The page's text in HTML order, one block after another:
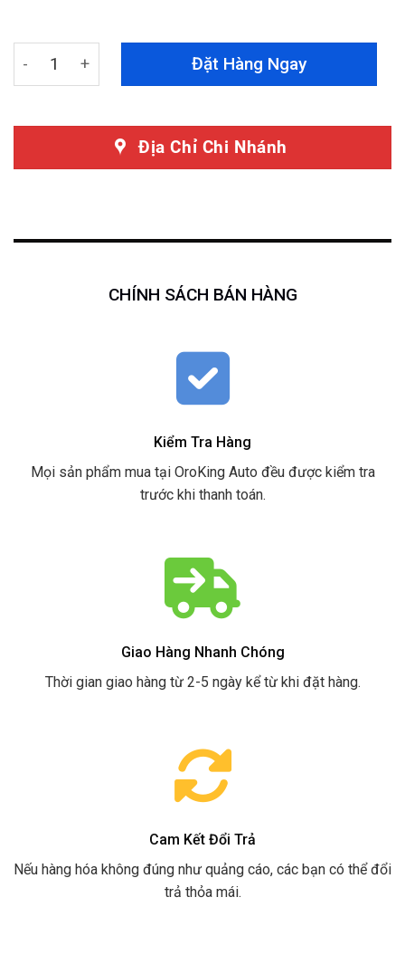
Độ Loa VinFast Limo Green Với Cấu Hình Âm Thanh
Đặt Hàng Ngay
Địa Chỉ Chi Nhánh
CHÍNH SÁCH BÁN HÀNG
Kiểm Tra Hàng
Mọi sản phẩm mua tại OroKing Auto đều được kiểm tra
trước khi thanh toán.
Giao Hàng Nhanh Chóng
Thời gian giao hàng từ 2-5 ngày kể từ khi đặt hàng.
Cam Kết Đổi Trả
Nếu hàng hóa không đúng như quảng cáo, các bạn có thể đổi
trả thỏa mái.